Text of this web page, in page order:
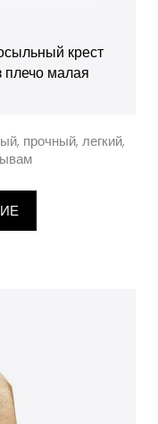
крест
плечо малая
прочный, легкий,